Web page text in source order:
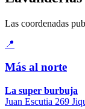
Las coordenadas
📍
Más al norte
La super burbuja
Juan Escutia 269